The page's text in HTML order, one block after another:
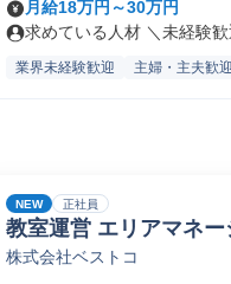
月給18万円～30万円
求めている人材 ＼未経験
業界未経験歓迎 主婦・主夫歓迎
NEW 正社員
教室運営 エリアマネ
株式会社ベストコ